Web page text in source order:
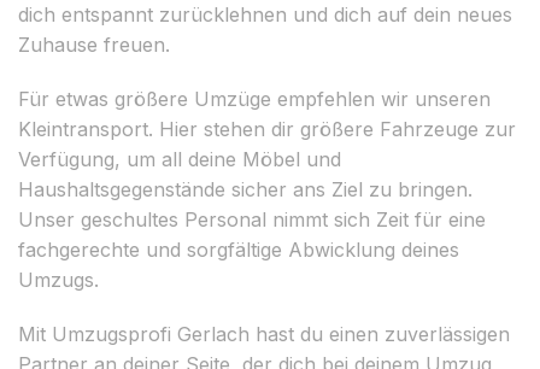
dich entspannt zurücklehnen und dich auf dein neues
Zuhause freuen.
Für etwas größere Umzüge empfehlen wir unseren
Kleintransport. Hier stehen dir größere Fahrzeuge zur
Verfügung, um all deine Möbel und
Haushaltsgegenstände sicher ans Ziel zu bringen.
Unser geschultes Personal nimmt sich Zeit für eine
fachgerechte und sorgfältige Abwicklung deines
Umzugs.
Mit Umzugsprofi Gerlach hast du einen zuverlässigen
Partner an deiner Seite, der dich bei deinem Umzug